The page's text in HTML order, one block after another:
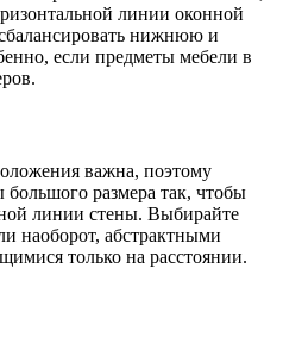
линии оконной
нижнюю и
если предметы мебели в
важна, поэтому
размера так, чтобы
линии стены. Выбирайте
наоборот, абстрактными
только на расстоянии.